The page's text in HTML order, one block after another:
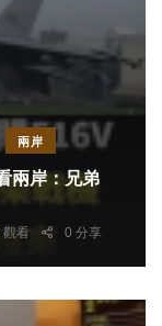
兩岸
兩岸：兄弟
觀看 0 分享